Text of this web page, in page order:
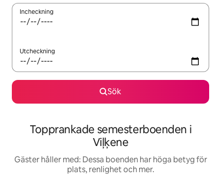
Incheckning
Utcheckning
Sök
Topprankade semesterboenden i
Viļķene
Gäster håller med: Dessa boenden har höga betyg för
plats, renlighet och mer.